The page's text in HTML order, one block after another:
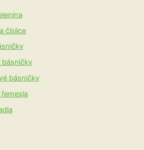
číslice
básničky
básničky